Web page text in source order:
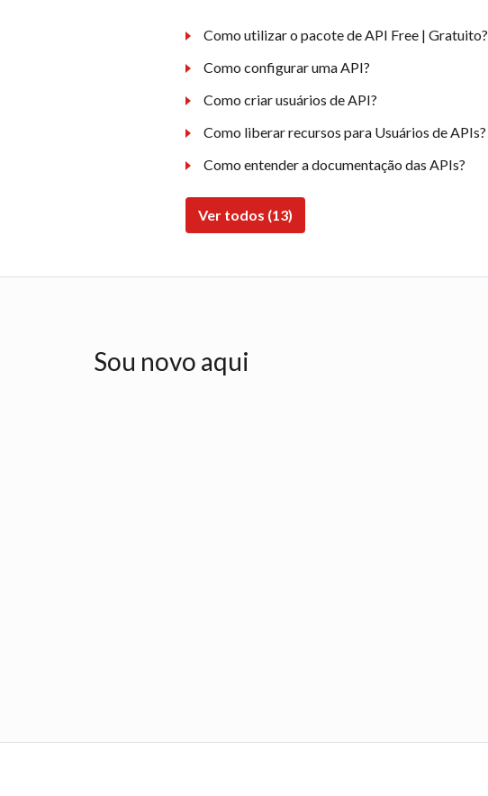
Como utilizar o pacote de API Free | Gratuito?
Como configurar uma API?
Como criar usuários de API?
Como liberar recursos para Usuários de APIs?
Como entender a documentação das APIs?
Ver todos (13)
Sou novo aqui